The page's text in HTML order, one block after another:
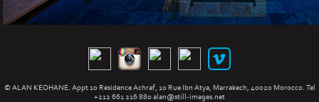
© ALAN KEOHANE. Appt 10 Résidence Achraf, 10 Rue Ibn Atya, Marrakech, 40020 Morocco. Tel
+212 661 216 880 alan@still-images.net